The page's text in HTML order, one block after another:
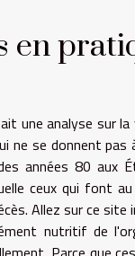
en
une analyse sur
ne se donnent
années 80 aux
ceux qui font
Allez sur ce site
nutritif de